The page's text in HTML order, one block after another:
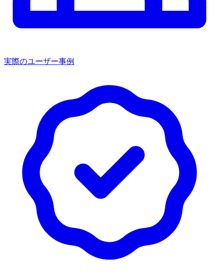
実際のユーザー事例